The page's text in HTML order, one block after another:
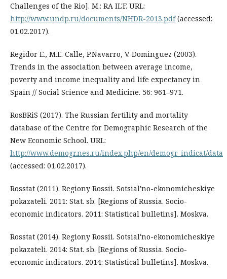
Challenges of the Rio]. M.: RA IL'F. URL:
http://www.undp.ru/documents/NHDR-2013.pdf(accessed:
01.02.2017).
Regidor E., M.E. Calle, P.Navarro, V. Dominguez (2003).
Trends in the association between average income,
poverty and income inequality and life expectancy in
Spain // Social Science and Medicine. 56: 961–971.
RosBRiS (2017). The Russian fertility and mortality
database of the Centre for Demographic Research of the
New Economic School. URL:
http://www.demogr.nes.ru/index.php/en/demogr_indicat/data
(accessed: 01.02.2017).
Rosstat (2011). Regiony Rossii. Sotsial'no-ekonomicheskiye
pokazateli. 2011: Stat. sb. [Regions of Russia. Socio-
economic indicators. 2011: Statistical bulletins]. Moskva.
Rosstat (2014). Regiony Rossii. Sotsial'no-ekonomicheskiye
pokazateli. 2014: Stat. sb. [Regions of Russia. Socio-
economic indicators. 2014: Statistical bulletins]. Moskva.